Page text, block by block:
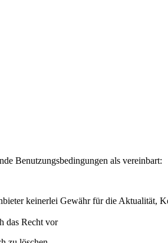
Benutzungsbedingungen als vereinbart:
keinerlei Gewähr für die Aktualität,
das Recht vor